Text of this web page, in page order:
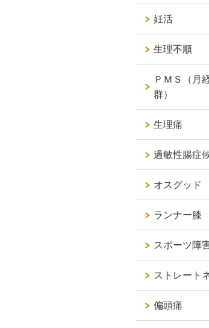
妊活
生理不順
ＰＭＳ（月
群）
生理痛
過敏性腸症
オスグッド
ランナー膝
スポーツ障
ストレート
偏頭痛